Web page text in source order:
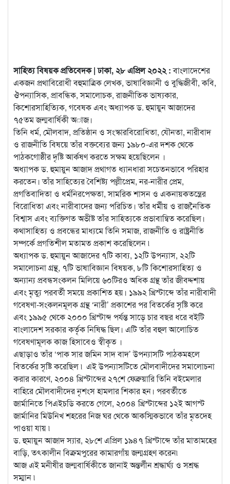
সাহিত্য বিষয়ক প্রতিবেদক | ঢাকা, ২৮ এপ্রিল ২০২২ :বাংলাদেশের
একজন প্রথাবিরোধী বহুমাত্রিক লেখক, ভাষাবিজ্ঞানী ও বুদ্ধিজীবী, কবি,
ঔপন্যাসিক, প্রাবন্ধিক, সমালোচক, রাজনীতিক ভাষ্যকার,
কিশোরসাহিত্যিক, গবেষক এবংঅধ্যাপক ড. হুমায়ুন আজাদের
৭৫তম জন্মবার্ষিকী অাজ।
তিনি ধর্ম, মৌলবাদ, প্রতিষ্ঠান ও সংস্কারবিরোধিতা, যৌনতা, নারীবাদ
ও রাজনীতি বিষয়ে তাঁর বক্তব্যের জন্য ১৯৮০-এর দশক থেকে
পাঠকগোষ্ঠীর দৃষ্টি আর্কষণ করতে সক্ষম হয়েছিলেন ।
অধ্যাপক ড. হুমায়ুন আজাদ প্রথাগত ধ্যানধারা সচেতনভাবে পরিহার
করতেন। তাঁর সাহিত্যের বৈশিষ্ট্য পল্লীপ্রেম, নর-নারীর প্রেম,
প্রগতিবাদিতা ও ধর্মনিরপেক্ষতা, সামরিক শাসন ও একনায়কতন্ত্রের
বিরোধিতা এবং নারীবাদের জন্য পরিচিত। তাঁর ধর্মীয় ও রাজনৈতিক
বিশ্বাস এবং ব্যক্তিগত অভীষ্ট তাঁর সাহিত্যকে প্রভাবান্বিত করেছিল।
কথাসাহিত্য ও প্রবন্ধের মাধ্যমে তিনি সমাজ, রাজনীতি ও রাষ্ট্রনীতি
সম্পর্কে প্রগতিশীল মতামত প্রকাশ করেছিলেন ৷
অধ্যাপক ড. হুমায়ুন আজাদের ৭টি কাব্য, ১২টি উপন্যাস, ২২টি
সমালোচনা গ্রন্থ, ৭টি ভাষাবিজ্ঞান বিষয়ক, ৮টি কিশোরসাহিত্য ও
অন্যান্য প্রবন্ধসংকলন মিলিয়ে ৬০টিরও অধিক গ্রন্থ তাঁর জীবদ্দশায়
এবং মৃত্যু পরবর্তী সময়ে প্রকাশিত হয়। ১৯৯২ খ্রিস্টাব্দে তাঁর নারীবাদী
গবেষণা-সংকলনমূলক গ্রন্থ ‘নারী’ প্রকাশের পর বিতর্কের সৃষ্টি করে
এবং ১৯৯৫ থেকে ২০০০ খ্রিস্টাব্দ পর্যন্ত সাড়ে চার বছর ধরে বইটি
বাংলাদেশ সরকার কর্তৃক নিষিদ্ধ ছিল। এটি তাঁর বহুল আলোচিত
গবেষণামূলক কাজ হিসাবেও স্বীকৃত ।
এছাড়াও তাঁর ‘পাক সার জমিন সাদ বাদ’ উপন্যাসটি পাঠকমহলে
বিতর্কের সৃষ্টি করেছিল ৷ এই উপন্যাসটিতে মৌলবাদীদের সমালোচনা
করার কারণে, ২০০৪ খ্রিস্টাব্দের ২৭শে ফেব্রুয়ারি তিনি বইমেলার
বাহিরে মৌলবাদীদের নৃশংস হামলার শিকার হন। পরবর্তীতে
জার্মানিতে পিএইচডি করতে গেলে, ২০০৪ খ্রিস্টাব্দের ১২ই আগস্ট
জার্মানির মিউনিখ শহরের নিজ ঘর থেকে আকস্মিকভাবে তাঁর মৃতদেহ
পাওয়া যায় ৷
ড. হুমায়ুন আজাদ স্যার, ২৮শে এপ্রিল ১৯৪৭ খ্রিস্টাব্দে তাঁর মাতামহের
বাড়ি, তৎকালীন বিক্রমপুরের কামারগাঁয় জন্মগ্রহণ করেন৷
আজ এই মনীষীর জন্মবার্ষিকীতে জানাই অন্তর্লীন শ্রদ্ধার্ঘ্য ও সশ্রদ্ধ
সম্মান ৷